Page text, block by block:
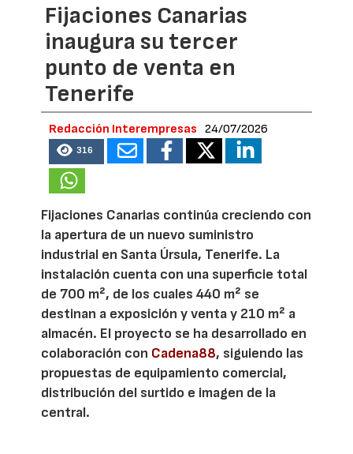
Fijaciones Canarias
inaugura su tercer
punto de venta en
Tenerife
Redacción Interempresas 24/07/2026
316
Fijaciones Canarias continúa creciendo con
la apertura de un nuevo suministro
industrial en Santa Úrsula, Tenerife. La
instalación cuenta con una superficie total
de 700 m², de los cuales 440 m² se
destinan a exposición y venta y 210 m² a
almacén. El proyecto se ha desarrollado en
colaboración con Cadena88, siguiendo las
propuestas de equipamiento comercial,
distribución del surtido e imagen de la
central.